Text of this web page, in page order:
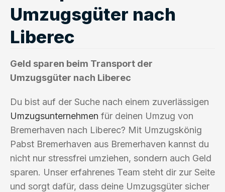
Umzugsgüter nach
Liberec
Geld sparen beim Transport der
Umzugsgüter nach Liberec
Du bist auf der Suche nach einem zuverlässigen
Umzugsunternehmen für deinen Umzug von
Bremerhaven nach Liberec? Mit Umzugskönig
Pabst Bremerhaven aus Bremerhaven kannst du
nicht nur stressfrei umziehen, sondern auch Geld
sparen. Unser erfahrenes Team steht dir zur Seite
und sorgt dafür, dass deine Umzugsgüter sicher